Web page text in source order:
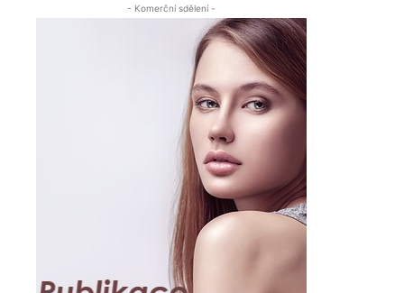
- Komerční sdělení -